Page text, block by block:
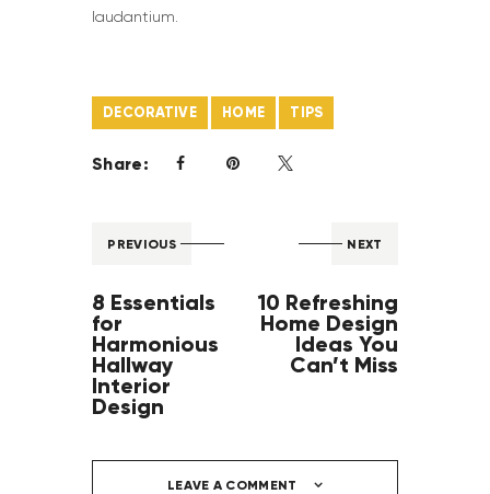
laudantium.
DECORATIVE HOME TIPS
Share:
PREVIOUS
8 Essentials
for
Harmonious
Hallway
Interior
Design
NEXT
10 Refreshing
Home Design
Ideas You
Can’t Miss
LEAVE A COMMENT